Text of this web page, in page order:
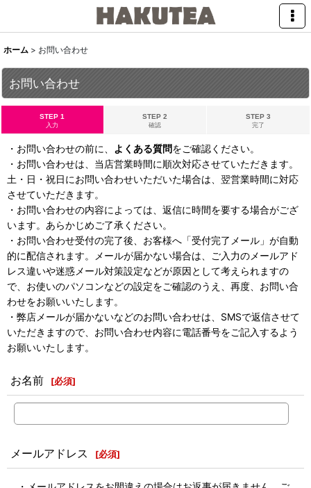
ホーム > お問い合わせ
お問い合わせ
STEP 1
入力
STEP 2
確認
STEP 3
完了
・お問い合わせの前に、 よくある質問をご確認ください。
・お問い合わせは、当店営業時間に順次対応させていただきます。
土・日・祝日にお問い合わせいただいた場合は、翌営業時間に対応
させていただきます。
・お問い合わせの内容によっては、返信に時間を要する場合がござ
います。あらかじめご了承ください。
・お問い合わせ受付の完了後、お客様へ「受付完了メール」が自動
的に配信されます。メールが届かない場合は、ご入力のメールアド
レス違いや迷惑メール対策設定などが原因として考えられますの
で、お使いのパソコンなどの設定をご確認のうえ、再度、お問い合
わせをお願いいたします。
・弊店メールが届かないなどのお問い合わせは、SMSで返信させて
いただきますので、お問い合わせ内容に電話番号をご記入するよう
お願いいたします。
お名前 [必須]
メールアドレス [必須]